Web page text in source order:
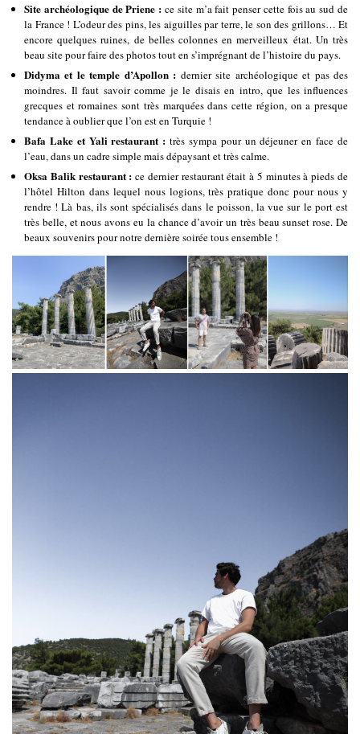
Site archéologique de Priene : ce site m’a fait penser cette fois au sud de
la France ! L’odeur des pins, les aiguilles par terre, le son des grillons… Et
encore quelques ruines, de belles colonnes en merveilleux état. Un très
beau site pour faire des photos tout en s’imprégnant de l’histoire du pays.
Didyma et le temple d’Apollon : dernier site archéologique et pas des
moindres. Il faut savoir comme je le disais en intro, que les influences
grecques et romaines sont très marquées dans cette région, on a presque
tendance à oublier que l’on est en Turquie !
Bafa Lake et Yali restaurant : très sympa pour un déjeuner en face de
l’eau, dans un cadre simple mais dépaysant et très calme.
Oksa Balik restaurant : ce dernier restaurant était à 5 minutes à pieds de
l’hôtel Hilton dans lequel nous logions, très pratique donc pour nous y
rendre ! Là bas, ils sont spécialisés dans le poisson, la vue sur le port est
très belle, et nous avons eu la chance d’avoir un très beau sunset rose. De
beaux souvenirs pour notre dernière soirée tous ensemble !